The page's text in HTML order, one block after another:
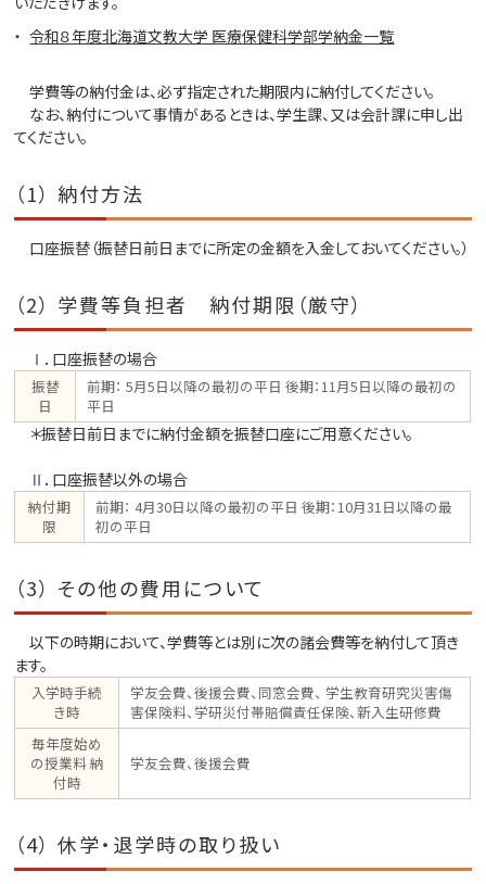
令和８年度北海道文教大学 医療保健科学部学納金一覧
学費等の納付金は、必ず指定された期限内に納付してください。
なお、納付について事情があるときは、学生課、又は会計課に申し出
てください。
（1） 納付方法
口座振替（振替日前日までに所定の金額を入金しておいてください。）
（2） 学費等負担者 納付期限（厳守）
Ⅰ．口座振替の場合
振替
日
前期： 5月5日以降の最初の平日 後期：11月5日以降の最初の
平日
＊振替日前日までに納付金額を振替口座にご用意ください。
Ⅱ．口座振替以外の場合
納付期
限
前期： 4月30日以降の最初の平日 後期：10月31日以降の最
初の平日
（3） その他の費用について
以下の時期において、学費等とは別に次の諸会費等を納付して頂き
ます。
入学時手続
き時
学友会費、後援会費、同窓会費、 学生教育研究災害傷
害保険料、学研災付帯賠償責任保険、新入生研修費
毎年度始め
の授業料 納
付時
学友会費、後援会費
（4） 休学・退学時の取り扱い